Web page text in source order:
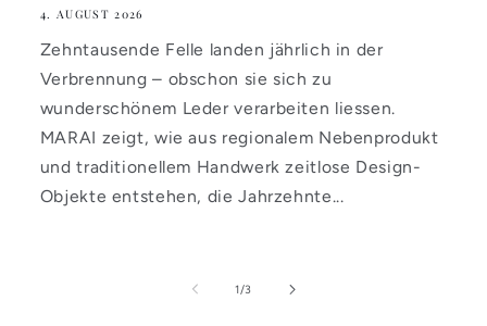
4. AUGUST 2026
Zehntausende Felle landen jährlich in der
Verbrennung – obschon sie sich zu
wunderschönem Leder verarbeiten liessen.
MARAI zeigt, wie aus regionalem Nebenprodukt
und traditionellem Handwerk zeitlose Design-
Objekte entstehen, die Jahrzehnte...
1/von
3